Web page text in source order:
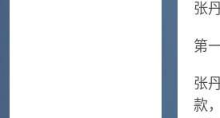
张
第
张
款